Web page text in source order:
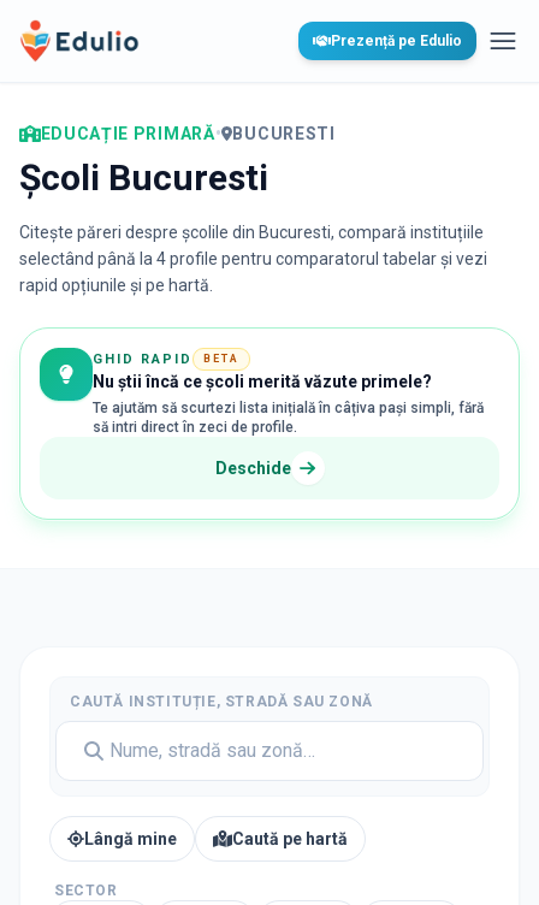
Edulio Prezență pe Edulio
EDUCAȚIE PRIMARĂ• BUCURESTI
Școli Bucuresti
Citește păreri despre școlile din Bucuresti, compară instituțiile
selectând până la 4 profile pentru comparatorul tabelar și vezi
rapid opțiunile și pe hartă.
GHID RAPID BETA
Nu știi încă ce școli merită văzute primele?
Te ajutăm să scurtezi lista inițială în câțiva pași simpli, fără
să intri direct în zeci de profile.
Deschide
CAUTĂ INSTITUȚIE, STRADĂ SAU ZONĂ
Lângă mine Caută pe hartă
SECTOR